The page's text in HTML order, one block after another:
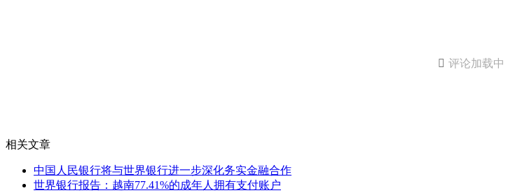
 评论加载中
相关文章
中国人民银行将与世界银行进一步深化务实金融合作
世界银行报告：越南77.41%的成年人拥有支付账户